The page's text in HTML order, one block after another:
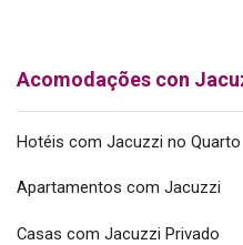
Acomodações con
Hotéis com Jacuzzi no Quarto
Apartamentos com Jacuzzi
Casas com Jacuzzi Privado